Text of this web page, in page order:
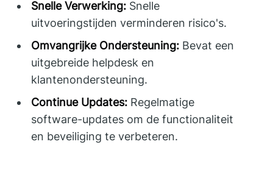
Snelle Verwerking: Snelle
uitvoeringstijden verminderen risico's.
Omvangrijke Ondersteuning: Bevat een
uitgebreide helpdesk en
klantenondersteuning.
Continue Updates: Regelmatige
software-updates om de functionaliteit
en beveiliging te verbeteren.